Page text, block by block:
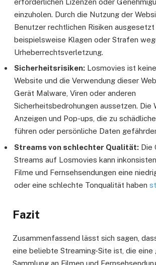
einzuholen. Durch die Nutzung der
Benutzer rechtlichen Risiken ausgesetzt
beispielsweise Klagen oder Strafen
Urheberrechtsverletzung.
Sicherheitsrisiken: Losmovies ist
Website und die Verwendung dieser
Gerät Malware, Viren oder anderen
Sicherheitsbedrohungen aussetzen. Die
Anzeigen und Pop-ups, die zu
führen oder persönliche Daten
Streams von schlechter Qualität: Die
Streams auf Losmovies kann
Filme und Fernsehsendungen eine
oder eine schlechte Tonqualität haben
Fazit
Zusammenfassend lässt sich sagen,
eine beliebte Streaming-Site ist, die eine